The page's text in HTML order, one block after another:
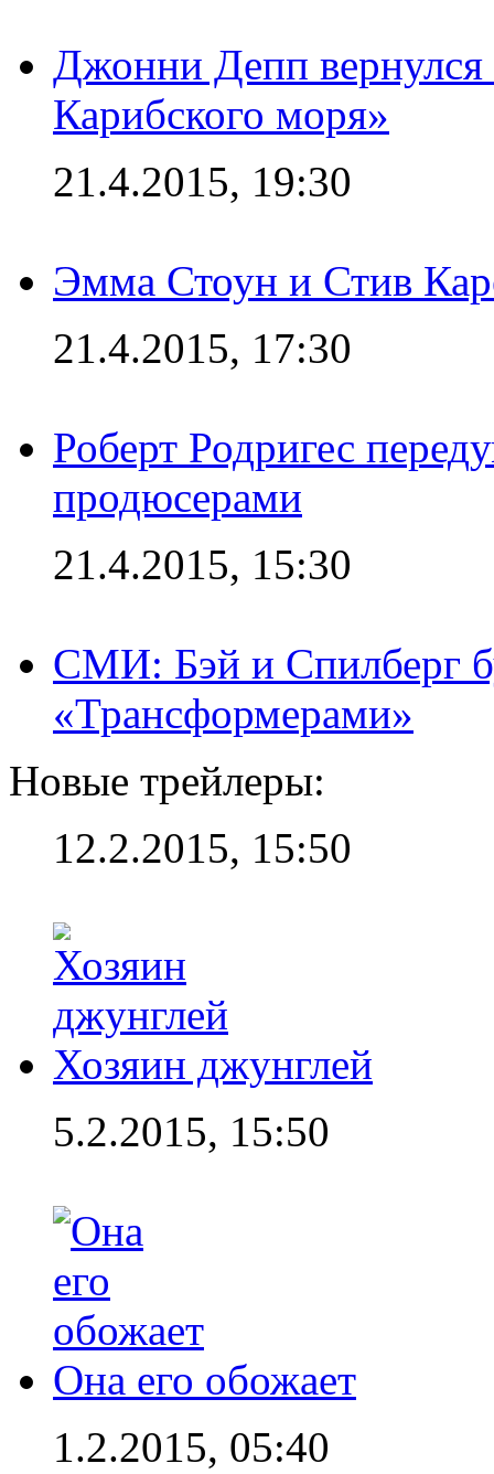
Джонни Депп
Карибского моря»
21.4.2015, 19:30
Эмма Стоун и Стив
21.4.2015, 17:30
Роберт Родригес
продюсерами
21.4.2015, 15:30
СМИ: Бэй и Спилберг
«Трансформерами»
Новые трейлеры:
12.2.2015, 15:50
Хозяин джунглей
5.2.2015, 15:50
Она его обожает
1.2.2015, 05:40